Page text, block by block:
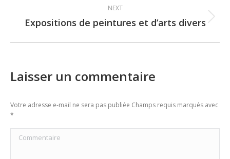
NEXT
Next
Expositions de peintures et d’arts divers
Laisser un commentaire
Votre adresse e-mail ne sera pas publiée Champs requis marqués avec
*
Commentaire